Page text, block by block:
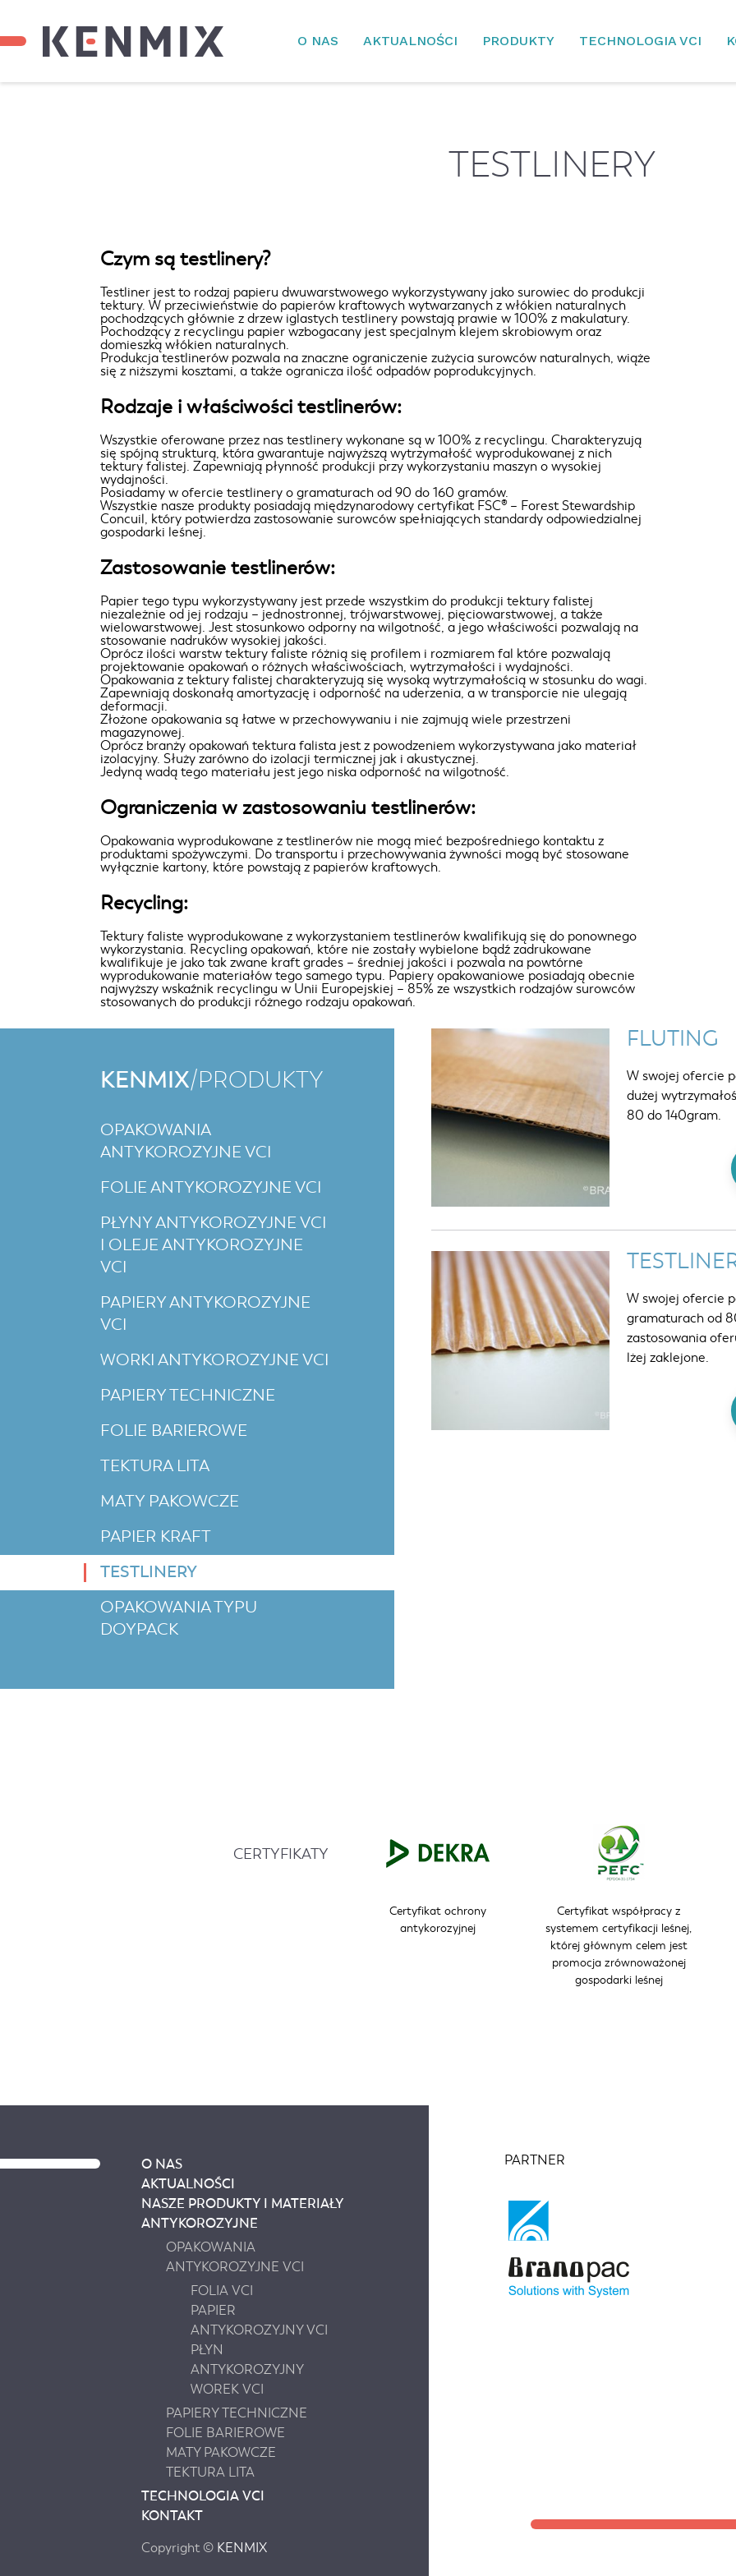
O NAS AKTUALNOŚCI PRODUKTY TECHNOLOGIA VCI
TESTLINERY
Czym są testlinery?
Testliner jest to rodzaj papieru dwuwarstwowego wykorzystywany jako surowiec do produkcji
tektury. W przeciwieństwie do papierów kraftowych wytwarzanych z włókien naturalnych
pochodzących głównie z drzew iglastych testlinery powstają prawie w 100% z makulatury.
Pochodzący z recyclingu papier wzbogacany jest specjalnym klejem skrobiowym oraz
domieszką włókien naturalnych.
Produkcja testlinerów pozwala na znaczne ograniczenie zużycia surowców naturalnych, wiąże
się z niższymi kosztami, a także ogranicza ilość odpadów poprodukcyjnych.
Rodzaje i właściwości testlinerów:
Wszystkie oferowane przez nas testlinery wykonane są w 100% z recyclingu. Charakteryzują
się spójną strukturą, która gwarantuje najwyższą wytrzymałość wyprodukowanej z nich
tektury falistej. Zapewniają płynność produkcji przy wykorzystaniu maszyn o wysokiej
wydajności.
Posiadamy w ofercie testlinery o gramaturach od 90 do 160 gramów.
Wszystkie nasze produkty posiadają międzynarodowy certyfikat FSC® – Forest Stewardship
Concuil, który potwierdza zastosowanie surowców spełniających standardy odpowiedzialnej
gospodarki leśnej.
Zastosowanie testlinerów:
Papier tego typu wykorzystywany jest przede wszystkim do produkcji tektury falistej
niezależnie od jej rodzaju – jednostronnej, trójwarstwowej, pięciowarstwowej, a także
wielowarstwowej. Jest stosunkowo odporny na wilgotność, a jego właściwości pozwalają na
stosowanie nadruków wysokiej jakości.
Oprócz ilości warstw tektury faliste różnią się profilem i rozmiarem fal które pozwalają
projektowanie opakowań o różnych właściwościach, wytrzymałości i wydajności.
Opakowania z tektury falistej charakteryzują się wysoką wytrzymałością w stosunku do wagi.
Zapewniają doskonałą amortyzację i odporność na uderzenia, a w transporcie nie ulegają
deformacji.
Złożone opakowania są łatwe w przechowywaniu i nie zajmują wiele przestrzeni
magazynowej.
Oprócz branży opakowań tektura falista jest z powodzeniem wykorzystywana jako materiał
izolacyjny. Służy zarówno do izolacji termicznej jak i akustycznej.
Jedyną wadą tego materiału jest jego niska odporność na wilgotność.
Ograniczenia w zastosowaniu testlinerów:
Opakowania wyprodukowane z testlinerów nie mogą mieć bezpośredniego kontaktu z
produktami spożywczymi. Do transportu i przechowywania żywności mogą być stosowane
wyłącznie kartony, które powstają z papierów kraftowych.
Recycling:
Tektury faliste wyprodukowane z wykorzystaniem testlinerów kwalifikują się do ponownego
wykorzystania. Recycling opakowań, które nie zostały wybielone bądź zadrukowane
kwalifikuje je jako tak zwane kraft grades – średniej jakości i pozwala na powtórne
wyprodukowanie materiałów tego samego typu. Papiery opakowaniowe posiadają obecnie
najwyższy wskaźnik recyclingu w Unii Europejskiej – 85% ze wszystkich rodzajów surowców
stosowanych do produkcji różnego rodzaju opakowań.
KENMIX/PRODUKTY
OPAKOWANIA
ANTYKOROZYJNE VCI
FOLIE ANTYKOROZYJNE VCI
PŁYNY ANTYKOROZYJNE VCI
I OLEJE ANTYKOROZYJNE
VCI
PAPIERY ANTYKOROZYJNE
VCI
WORKI ANTYKOROZYJNE VCI
PAPIERY TECHNICZNE
FOLIE BARIEROWE
TEKTURA LITA
MATY PAKOWCZE
PAPIER KRAFT
TESTLINERY
OPAKOWANIA TYPU
DOYPACK
FLUTING
W swojej ofercie
dużej
80 do 140gram.
W swojej ofercie
gramaturach od
zastosowania
lżej zaklejone.
CERTYFIKATY
Certyfikat ochrony
antykorozyjnej
Certyfikat współpracy z
systemem certyfikacji leśnej,
której głównym celem jest
promocja zrównoważonej
gospodarki leśnej
O NAS
AKTUALNOŚCI
NASZE PRODUKTY I MATERIAŁY
ANTYKOROZYJNE
OPAKOWANIA
ANTYKOROZYJNE VCI
FOLIA VCI
PAPIER
ANTYKOROZYJNY VCI
PŁYN
ANTYKOROZYJNY
WOREK VCI
PAPIERY TECHNICZNE
FOLIE BARIEROWE
MATY PAKOWCZE
TEKTURA LITA
TECHNOLOGIA VCI
KONTAKT
Copyright © KENMIX
PARTNER